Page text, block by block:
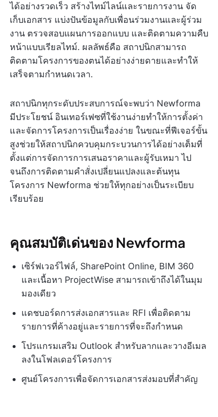
ได้อย่างรวดเร็ว สร้างไทม์ไลน์และรายการงาน จัด
เก็บเอกสาร แบ่งปันข้อมูลกับเพื่อนร่วมงานและผู้ร่วม
งาน ตรวจสอบแผนการออกแบบ และติดตามความคืบ
หน้าแบบเรียลไทม์. ผลลัพธ์คือ สถาปนิกสามารถ
ติดตามโครงการของตนได้อย่างง่ายดายและทำให้
เสร็จตามกำหนดเวลา.
สถาปนิกทุกระดับประสบการณ์จะพบว่า Newforma
มีประโยชน์ อินเทอร์เฟซที่ใช้งานง่ายทำให้การตั้งค่า
และจัดการโครงการเป็นเรื่องง่าย ในขณะที่ฟีเจอร์ขั้น
สูงช่วยให้สถาปนิกควบคุมกระบวนการได้อย่างเต็มที่
ตั้งแต่การจัดการการเสนอราคาและผู้รับเหมา ไป
จนถึงการติดตามคำสั่งเปลี่ยนแปลงและต้นทุน
โครงการ Newforma ช่วยให้ทุกอย่างเป็นระเบียบ
เรียบร้อย
คุณสมบัติเด่นของ Newforma
เซิร์ฟเวอร์ไฟล์, SharePoint Online, BIM 360
และเนื้อหา ProjectWise สามารถเข้าถึงได้ในมุม
มองเดียว
แดชบอร์ดการส่งเอกสารและ RFI เพื่อติดตาม
รายการที่ค้างอยู่และรายการที่จะถึงกำหนด
โปรแกรมเสริม Outlook สำหรับลากและวางอีเมล
ลงในโฟลเดอร์โครงการ
ศูนย์โครงการเพื่อจัดการเอกสารส่งมอบที่สำคัญ